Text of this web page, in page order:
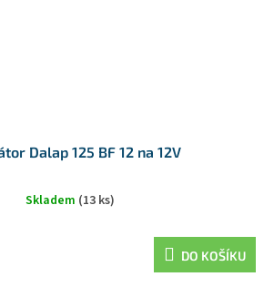
Dalap 125 BF 12 na 12V
Skladem (13 ks)
DO KOŠÍKU